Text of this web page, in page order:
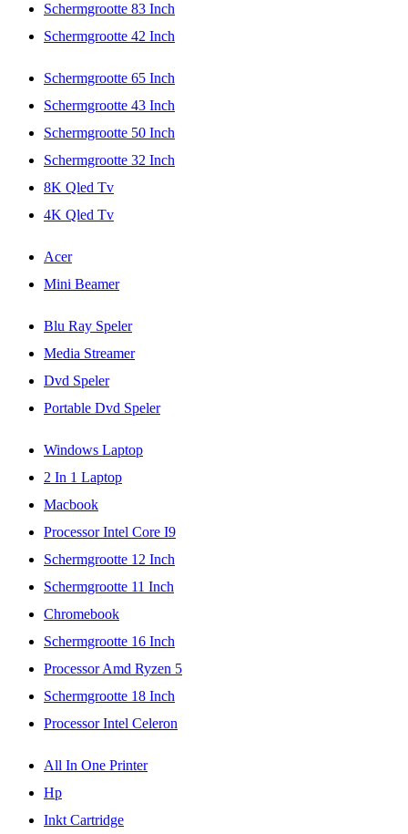
Schermgrootte 83 Inch
Schermgrootte 42 Inch
Schermgrootte 65 Inch
Schermgrootte 43 Inch
Schermgrootte 50 Inch
Schermgrootte 32 Inch
8K Qled Tv
4K Qled Tv
Acer
Mini Beamer
Blu Ray Speler
Media Streamer
Dvd Speler
Portable Dvd Speler
Windows Laptop
2 In 1 Laptop
Macbook
Processor Intel Core I9
Schermgrootte 12 Inch
Schermgrootte 11 Inch
Chromebook
Schermgrootte 16 Inch
Processor Amd Ryzen 5
Schermgrootte 18 Inch
Processor Intel Celeron
All In One Printer
Hp
Inkt Cartridge